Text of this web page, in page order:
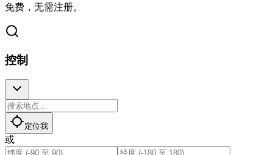
免费，无需注册。
控制
定位我
或